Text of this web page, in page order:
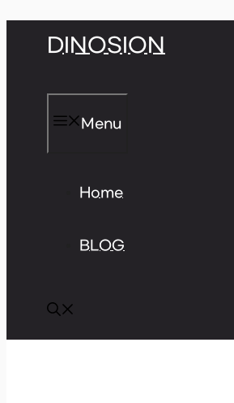
DINOSION
Menu
Home
BLOG